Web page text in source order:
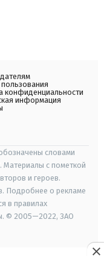
конфиденциальности
информация
словами
Материалы с пометкой
и героев.
Подробнее о рекламе
в правилах
© 2005—2022, ЗАО